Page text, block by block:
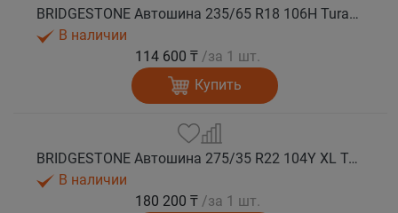
BRIDGESTONE Автошина 235/65 R18 106H Turanza 6 лето
В наличии
114 600 ₸ /за 1 шт.
Купить
BRIDGESTONE Автошина 275/35 R22 104Y XL Turanza 6 лето
В наличии
180 200 ₸ /за 1 шт.